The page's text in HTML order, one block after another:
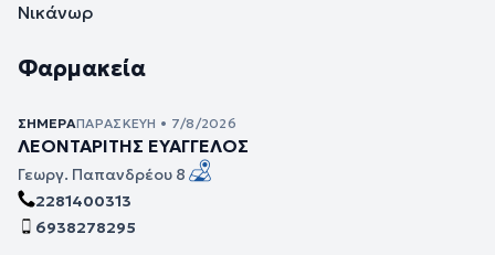
Νικάνωρ
Φαρμακεία
ΣΉΜΕΡΑΠΑΡΑΣΚΕΥΉ • 7/8/2026
ΛΕΟΝΤΑΡΙΤΗΣ ΕΥΑΓΓΕΛΟΣ
Γεωργ. Παπανδρέου 8
2281400313
6938278295